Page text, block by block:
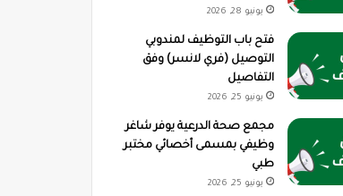
يونيو 28, 2026
فتح باب التوظيف لمندوبي
التوصيل (فري لانسر) وفق
التفاصيل
يونيو 25, 2026
مجمع صحة الدرعية يوفر شاغر
وظيفي بمسمى أخصائي مختبر
طبي
يونيو 25, 2026